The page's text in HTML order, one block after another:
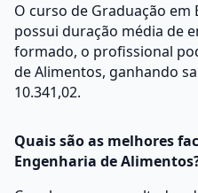
O curso de Graduação
possui duração média de
formado, o profissional
de Alimentos, ganhando
10.341,02.
Quais são as melhores
Engenharia de